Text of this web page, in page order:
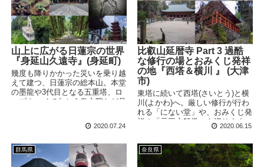
山上に広がる日蓮宗の世界
『身延山久遠寺』(身延町)
幾度も降りかかった災いを乗り越
えて建つ、日蓮宗の総本山。本堂
の墨龍や3代目となる五重塔、ロ
ープウェイで向かう奥之院など見
2020.07.24
比叡山延暦寺 Part 3 過酷
な修行の場とおみくじ発祥
の地『西塔＆横川 』 (大津
市)
東塔に続いて西塔(さいとう)と横
川(よかわ)へ。厳しい修行が行わ
れる「にない堂」や、おみくじ発
祥の「元三大師堂」を巡ります。
3エリア周った後は、ロープウェ
市内へ帰ります。
2020.06.15
群馬県 奈良県